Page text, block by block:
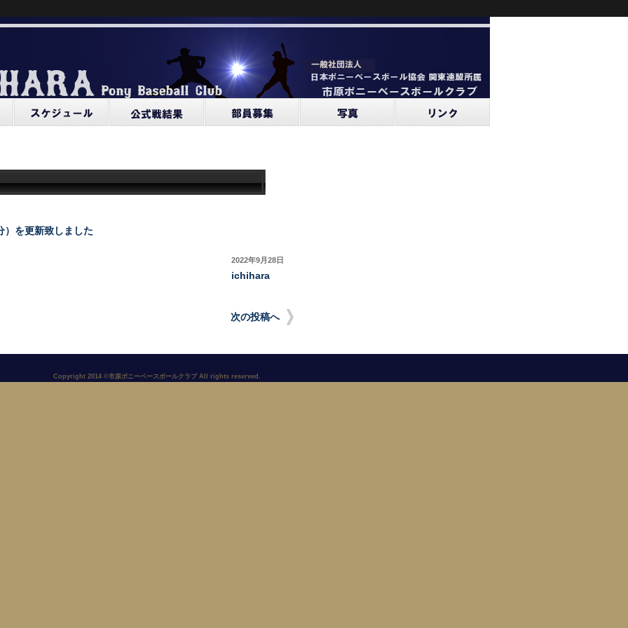
）を更新致しました
2022年9月28日
ichihara
次の投稿へ
Copyright 2014 ©市原ポニーベースボールクラブ All rights reserved.